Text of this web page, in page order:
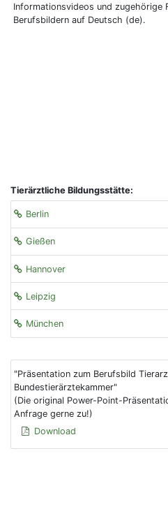
Informationsvideos und zugehörige
Berufsbildern auf Deutsch (de).
Tierärztliche Bildungsstätte:
Berlin
Gießen
Hannover
Leipzig
München
"Präsentation zum Berufsbild
Bundestierärztekammer"
(Die original Power-Point-
Anfrage gerne zu!)
Download